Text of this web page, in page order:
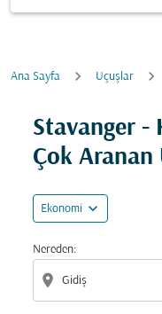
Ana Sayfa Uçuşlar
Stavanger -
Çok Aranan
Ekonomi expand_more
Nereden:
location_on
Fırsatları bulmak